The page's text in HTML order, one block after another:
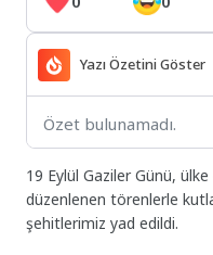
Yazı Özetini Göster
Özet bulunamadı.
19 Eylül Gaziler Günü,
düzenlenen törenlerle
şehitlerimiz yad edildi.